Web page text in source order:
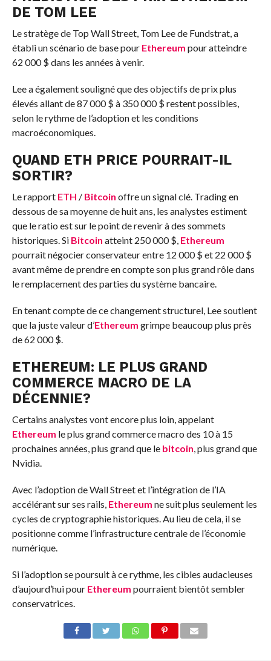
DE TOM LEE
Le stratège de Top Wall Street, Tom Lee de Fundstrat, a
établi un scénario de base pour Ethereum pour atteindre
62 000 $ dans les années à venir.
Lee a également souligné que des objectifs de prix plus
élevés allant de 87 000 $ à 350 000 $ restent possibles,
selon le rythme de l’adoption et les conditions
macroéconomiques.
QUAND ETH PRICE POURRAIT-IL
SORTIR?
Le rapport ETH / Bitcoin offre un signal clé. Trading en
dessous de sa moyenne de huit ans, les analystes estiment
que le ratio est sur le point de revenir à des sommets
historiques. Si Bitcoin atteint 250 000 $, Ethereum
pourrait négocier conservateur entre 12 000 $ et 22 000 $
avant même de prendre en compte son plus grand rôle dans
le remplacement des parties du système bancaire.
En tenant compte de ce changement structurel, Lee soutient
que la juste valeur d’Ethereum grimpe beaucoup plus près
de 62 000 $.
ETHEREUM: LE PLUS GRAND
COMMERCE MACRO DE LA
DÉCENNIE?
Certains analystes vont encore plus loin, appelant
Ethereum le plus grand commerce macro des 10 à 15
prochaines années, plus grand que le bitcoin, plus grand que
Nvidia.
Avec l’adoption de Wall Street et l’intégration de l’IA
accélérant sur ses rails, Ethereum ne suit plus seulement les
cycles de cryptographie historiques. Au lieu de cela, il se
positionne comme l’infrastructure centrale de l’économie
numérique.
Si l’adoption se poursuit à ce rythme, les cibles audacieuses
d’aujourd’hui pour Ethereum pourraient bientôt sembler
conservatrices.